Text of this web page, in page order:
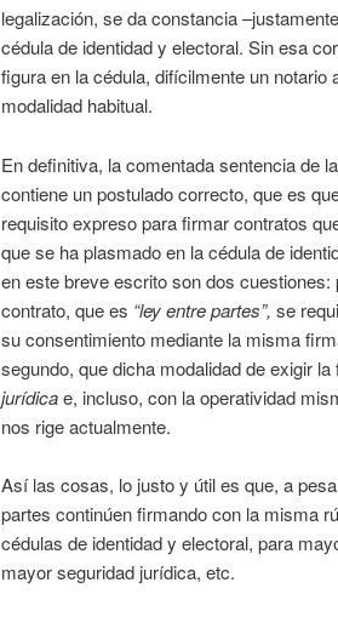
legalización, se da constancia
cédula de identidad y electoral. Sin esa
figura en la cédula, difícilmente un
modalidad habitual.
En definitiva, la comentada sentencia de
contiene un postulado correcto, que es
requisito expreso para firmar contratos
que se ha plasmado en la cédula de
en este breve escrito son dos
contrato, que es “ley entre partes”, se
su consentimiento mediante la misma
segundo, que dicha modalidad de exigir
jurídicae, incluso, con la operatividad
nos rige actualmente.
Así las cosas, lo justo y útil es que, a
partes continúen firmando con la misma
cédulas de identidad y electoral, para
mayor seguridad jurídica, etc.